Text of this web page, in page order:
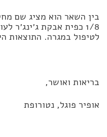
בין השאר הוא מציג שם
1/8 כפית אבקת
לטיפול במגרה. התוצאות
בריאות ואושר,
אופיר פוגל, נטורופת